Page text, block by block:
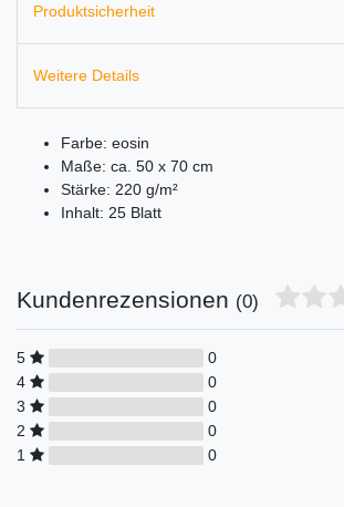
Produktsicherheit
Weitere Details
Farbe: eosin
Maße: ca. 50 x 70 cm
Stärke: 220 g/m²
Inhalt: 25 Blatt
Kundenrezensionen (0)
5
0
4
0
3
0
2
0
1
0